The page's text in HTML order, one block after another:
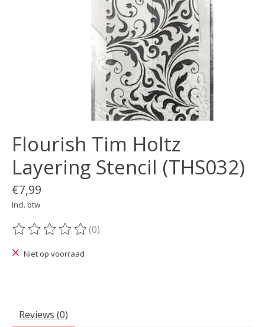
Flourish Tim Holtz
Layering Stencil (THS032)
€7,99
Incl. btw
De beoordeling van dit product is
(0)
Niet op voorraad
Reviews (0)